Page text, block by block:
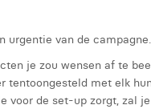
urgentie van de campagne.
je zou wensen af te
tentoongesteld met elk
voor de set-up zorgt, zal